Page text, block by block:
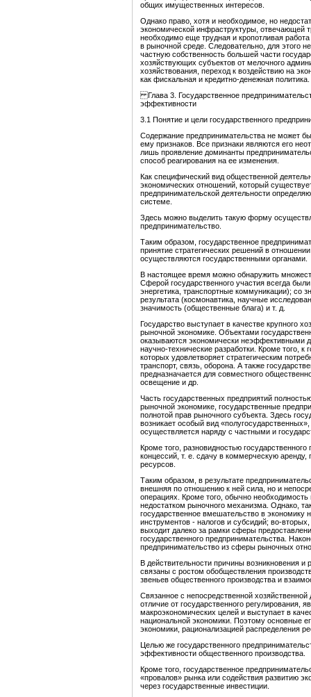
общих имущественных интересов.
Однако право, хотя и необходимое, но
экономической инфраструктуры, отвечающей
необходимо еще трудная и кропотливая
в рыночной среде. Следовательно, для этого
частную собственность большей части
хозяйствующих субъектов от мелочного
хозяйствования, переход к воздействию на
как фискальная и кредитно-денежная политика.
Глава 3. Государственное
эффективности
3.1 Понятие и цели государственного
Содержание предпринимательства не может
ему признаков. Все признаки являются его
лишь проявление доминанты
способ реагирования на ее изменения.
Как специфический вид общественной
экономических отношений, который
предпринимательской деятельности
системе.
Здесь можно выделить такую форму
предпринимательство.
Таким образом, государственное
принятие стратегических решений в
осуществляются государственными органами.
В настоящее время можно обнаружить
Сферой государственного участия всегда
энергетика, транспортные коммуникации); со
результата (космонавтика, научные
значимость (общественные блага) и т. д.
Государство выступает в качестве крупного
рыночной экономике. Объектами
оказываются экономически неэффективными
научно-технические разработки. Кроме того, к
которых удовлетворяет стратегическим
транспорт, связь, оборона. А также
предназначается для совместного
освещение и др.
Часть государственных предприятий
рыночной экономике, государственные
полнотой прав рыночного субъекта. Здесь
возникает особый вид
осуществляется наряду с частными и
Кроме того, разновидностью
концессий, т. е. сдачу в коммерческую
ресурсов.
Таким образом, в результате
внешняя по отношению к ней сила, но и
операциях. Кроме того, обычно
недостатком рыночного механизма. Однако,
государственное вмешательство в экономику
инструментов - налогов и субсидий; во-
выходит далеко за рамки сферы
государственного предпринимательства.
предпринимательство из сферы рыночных
В действительности причины возникновения и
связаны с ростом обобществления
звеньев общественного производства и
Связанное с непосредственной
отличие от государственного регулирования,
макроэкономических целей и выступает в
национальной экономики. Поэтому основные
экономики, рационализацией распределения
Целью же государственного
эффективности общественного производства.
Кроме того, государственное
«провалов» рынка или содействия развитию
через государственные инвестиции.